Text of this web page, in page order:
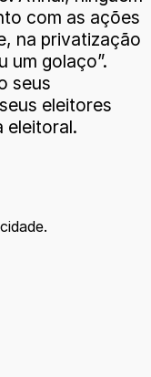
com as ações
na privatização
um golaço”.
seus
eleitores
eleitoral.